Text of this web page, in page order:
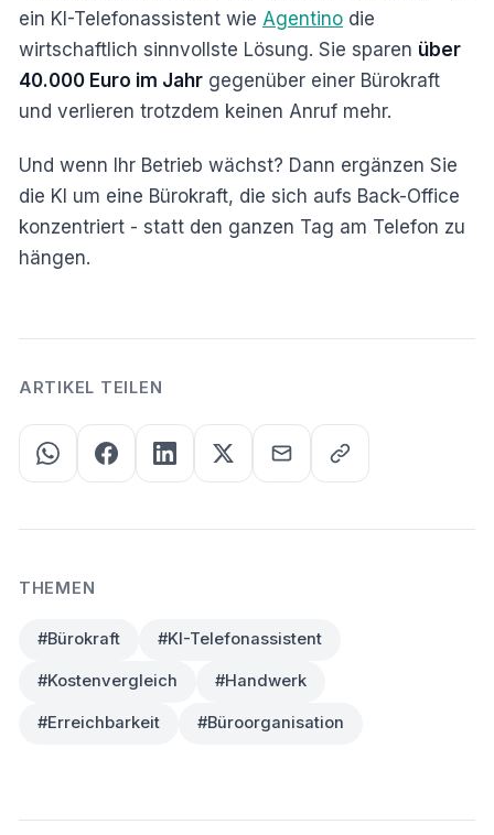
ein KI-Telefonassistent wie Agentino die
wirtschaftlich sinnvollste Lösung. Sie sparen über
40.000 Euro im Jahr gegenüber einer Bürokraft
und verlieren trotzdem keinen Anruf mehr.
Und wenn Ihr Betrieb wächst? Dann ergänzen Sie
die KI um eine Bürokraft, die sich aufs Back-Office
konzentriert - statt den ganzen Tag am Telefon zu
hängen.
ARTIKEL TEILEN
THEMEN
#Bürokraft #KI-Telefonassistent
#Kostenvergleich #Handwerk
#Erreichbarkeit #Büroorganisation